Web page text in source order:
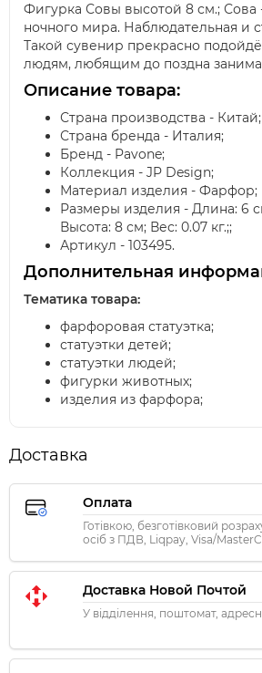
Фигурка Совы высотой 8 см.; Сова
ночного мира. Наблюдательная и
Такой сувенир прекрасно
людям, любящим до поздна
Описание товара:
Страна производства - Китай;
Страна бренда - Италия;
Бренд - Pavone;
Коллекция - JP Design;
Материал изделия - Фарфор;
Размеры изделия - Длина: 6
Высота: 8 см; Вес: 0.07 кг.;;
Артикул - 103495.
Дополнительная
Тематика товара:
фарфоровая статуэтка;
статуэтки детей;
статуэтки людей;
фигурки животных;
изделия из фарфора;
Доставка
Оплата
Готівкою, безготівковий
осіб з ПДВ, Liqpay, Visa/
Доставка Новой Почтой
У відділення, поштомат,